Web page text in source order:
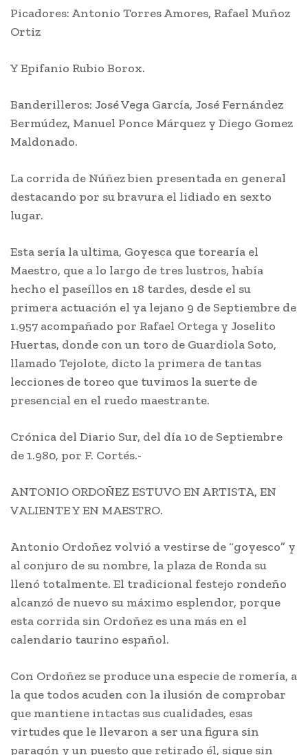
Picadores: Antonio Torres Amores, Rafael Muñoz
Ortiz
Y Epifanio Rubio Borox.
Banderilleros: José Vega García, José Fernández
Bermúdez, Manuel Ponce Márquez y Diego Gomez
Maldonado.
La corrida de Núñez bien presentada en general
destacando por su bravura el lidiado en sexto
lugar.
Esta sería la ultima, Goyesca que torearía el
Maestro, que a lo largo de tres lustros, había
hecho el paseíllos en 18 tardes, desde el su
primera actuación el ya lejano 9 de Septiembre de
1.957 acompañado por Rafael Ortega y Joselito
Huertas, donde con un toro de Guardiola Soto,
llamado Tejolote, dicto la primera de tantas
lecciones de toreo que tuvimos la suerte de
presencial en el ruedo maestrante.
Crónica del Diario Sur, del día 10 de Septiembre
de 1.980, por F. Cortés.-
ANTONIO ORDOÑEZ ESTUVO EN ARTISTA, EN
VALIENTE Y EN MAESTRO.
Antonio Ordoñez volvió a vestirse de “goyesco” y
al conjuro de su nombre, la plaza de Ronda su
llenó totalmente. El tradicional festejo rondeño
alcanzó de nuevo su máximo esplendor, porque
esta corrida sin Ordoñez es una más en el
calendario taurino español.
Con Ordoñez se produce una especie de romería, a
la que todos acuden con la ilusión de comprobar
que mantiene intactas sus cualidades, esas
virtudes que le llevaron a ser una figura sin
paragón y un puesto que retirado él, sigue sin